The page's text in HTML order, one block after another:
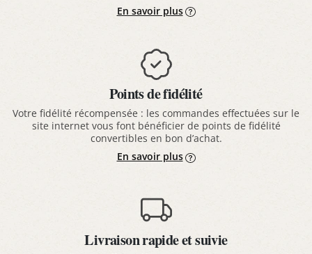
En savoir plus
Points de fidélité
Votre fidélité récompensée : les commandes effectuées sur le
site internet vous font bénéficier de points de fidélité
convertibles en bon d’achat.
En savoir plus
Livraison rapide et suivie